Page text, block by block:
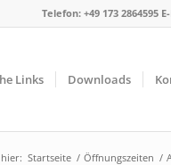
Telefon: +49 173 2864595
Links Downloads
Startseite / Öffnungszeiten /